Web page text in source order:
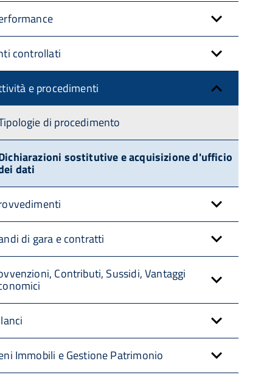
controllati
e procedimenti
di procedimento
sostitutive e acquisizione d'ufficio
dati
di gara e contratti
Contributi, Sussidi, Vantaggi
Immobili e Gestione Patrimonio